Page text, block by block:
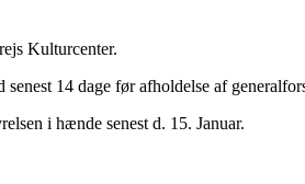
Kulturcenter.
14 dage før afholdelse af
i hænde senest d. 15. Januar.